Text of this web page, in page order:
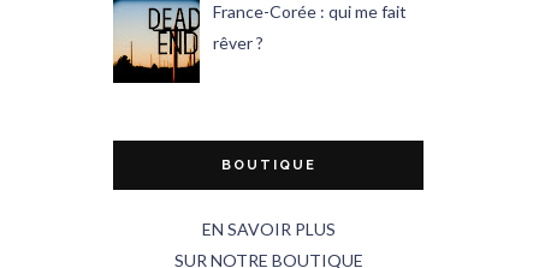
France-Corée : qui me fait
rêver ?
BOUTIQUE
EN SAVOIR PLUS
SUR NOTRE BOUTIQUE